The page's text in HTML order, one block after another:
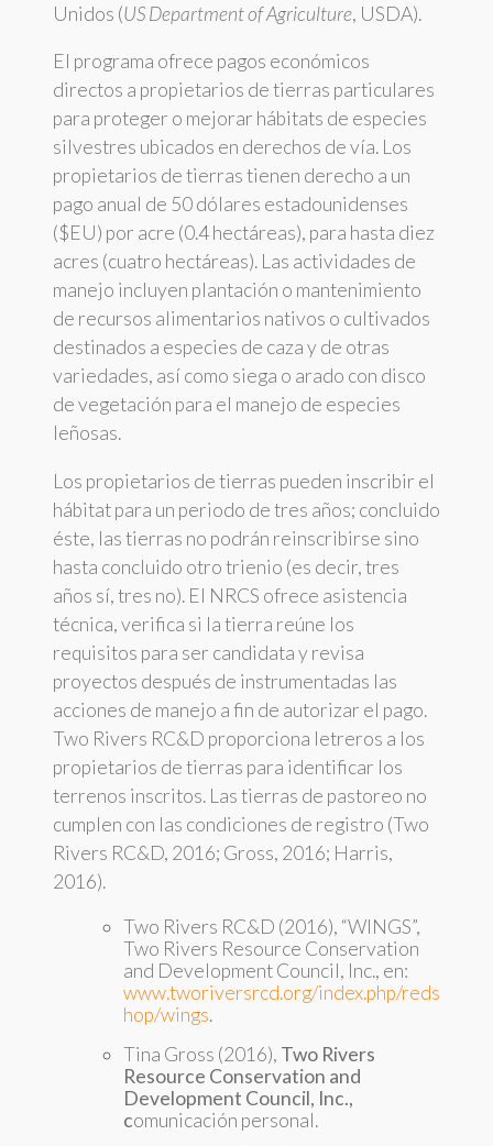
Unidos (US Department of Agriculture, USDA).
El programa ofrece pagos económicos
directos a propietarios de tierras particulares
para proteger o mejorar hábitats de especies
silvestres ubicados en derechos de vía. Los
propietarios de tierras tienen derecho a un
pago anual de 50 dólares estadounidenses
($EU) por acre (0.4 hectáreas), para hasta diez
acres (cuatro hectáreas). Las actividades de
manejo incluyen plantación o mantenimiento
de recursos alimentarios nativos o cultivados
destinados a especies de caza y de otras
variedades, así como siega o arado con disco
de vegetación para el manejo de especies
leñosas.
Los propietarios de tierras pueden inscribir el
hábitat para un periodo de tres años; concluido
éste, las tierras no podrán reinscribirse sino
hasta concluido otro trienio (es decir, tres
años sí, tres no). El NRCS ofrece asistencia
técnica, verifica si la tierra reúne los
requisitos para ser candidata y revisa
proyectos después de instrumentadas las
acciones de manejo a fin de autorizar el pago.
Two Rivers RC&D proporciona letreros a los
propietarios de tierras para identificar los
terrenos inscritos. Las tierras de pastoreo no
cumplen con las condiciones de registro (Two
Rivers RC&D, 2016; Gross, 2016; Harris,
2016).
Two Rivers RC&D (2016), “WINGS”,
Two Rivers Resource Conservation
and Development Council, Inc., en:
www.tworiversrcd.org/index.php/reds
hop/wings.
Tina Gross (2016), Two Rivers
Resource Conservation and
Development Council, Inc.,
comunicación personal.